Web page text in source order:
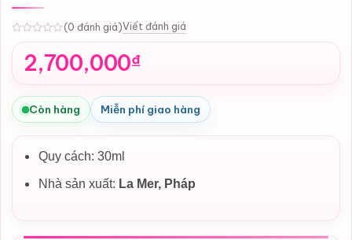
(0 đánh giá)Viết đánh giá
2,700,000₫
Còn hàng Miễn phí giao hàng
Quy cách: 30ml
Nhà sản xuất: La Mer, Pháp